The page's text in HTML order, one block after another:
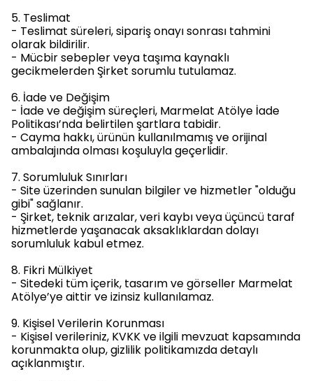
5. Teslimat
- Teslimat süreleri, sipariş onayı sonrası tahmini
olarak bildirilir.
- Mücbir sebepler veya taşıma kaynaklı
gecikmelerden Şirket sorumlu tutulamaz.
6. İade ve Değişim
- İade ve değişim süreçleri, Marmelat Atölye İade
Politikası’nda belirtilen şartlara tabidir.
- Cayma hakkı, ürünün kullanılmamış ve orijinal
ambalajında olması koşuluyla geçerlidir.
7. Sorumluluk Sınırları
- Site üzerinden sunulan bilgiler ve hizmetler "olduğu
gibi" sağlanır.
- Şirket, teknik arızalar, veri kaybı veya üçüncü taraf
hizmetlerde yaşanacak aksaklıklardan dolayı
sorumluluk kabul etmez.
8. Fikri Mülkiyet
- Sitedeki tüm içerik, tasarım ve görseller Marmelat
Atölye’ye aittir ve izinsiz kullanılamaz.
9. Kişisel Verilerin Korunması
- Kişisel verileriniz, KVKK ve ilgili mevzuat kapsamında
korunmakta olup, gizlilik politikamızda detaylı
açıklanmıştır.